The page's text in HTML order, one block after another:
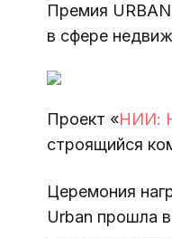
Премия
в сфере
Проект «НИИ:
строящийся
Церемония
Urban прошла